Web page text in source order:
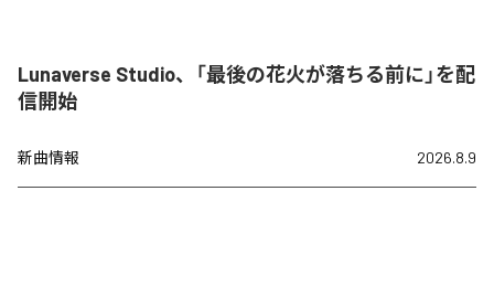
Lunaverse Studio、「最後の花火が落ちる前に」を配
信開始
新曲情報 2026.8.9